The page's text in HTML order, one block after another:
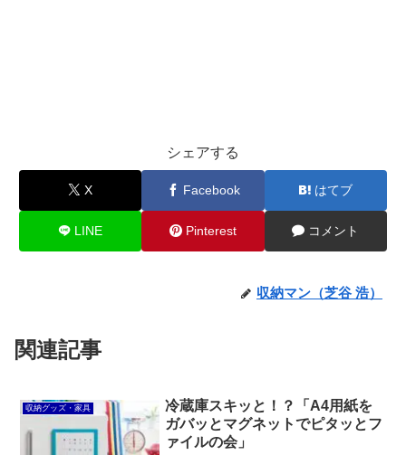
シェアする
X Facebook はてブ
LINE Pinterest コメント
収納マン（芝谷 浩）
関連記事
収納グッズ・家具
冷蔵庫スキッと！？「A4用紙を
ガバッとマグネットでピタッとフ
ァイルの会」